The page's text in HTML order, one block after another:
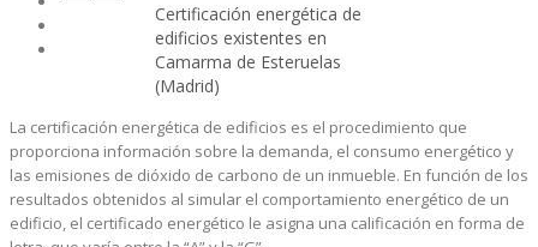
Certificación energética de
edificios existentes en
Camarma de Esteruelas
(Madrid)
La certificación energética de edificios es el procedimiento que
proporciona información sobre la demanda, el consumo energético y
las emisiones de dióxido de carbono de un inmueble. En función de los
resultados obtenidos al simular el comportamiento energético de un
edificio, el certificado energético le asigna una calificación en forma de